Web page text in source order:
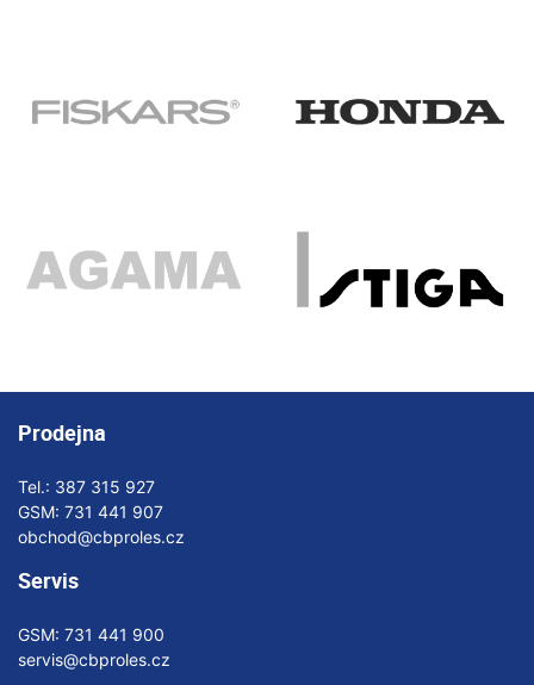
Prodejna
Tel.: 387 315 927
GSM: 731 441 907
obchod@cbproles.cz
Servis
GSM: 731 441 900
servis@cbproles.cz